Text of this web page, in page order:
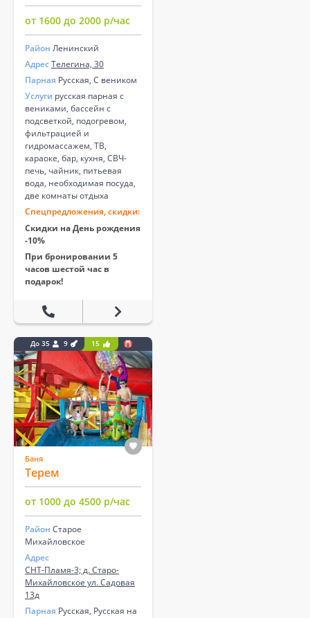
от 1600 до 2000 р/час
Район Ленинский
АдресТелегина, 30
Парная Русская, С веником
Услуги русская парная с
вениками, бассейн с
подсветкой, подогревом,
фильтрацией и
гидромассажем, ТВ,
караоке, бар, кухня, СВЧ-
печь, чайник, питьевая
вода, необходимая посуда,
две комнаты отдыха
Спецпредложения, скидки:
Скидки на День рождения
-10%
При бронировании 5
часов шестой час в
подарок!
До 35 9 15
Баня
Терем
от 1000 до 4500 р/час
Район Старое
Михайловское
Адрес
СНТ-Пламя-3; д. Старо-
Михайловское ул. Садовая
13д
Парная Русская, Русская на